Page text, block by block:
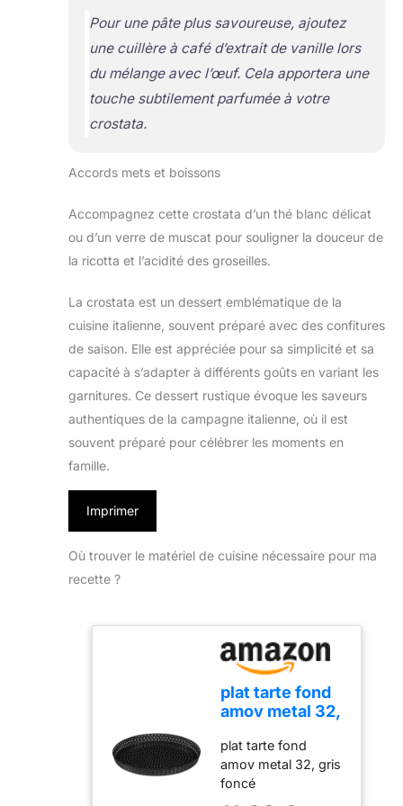
Pour une pâte plus savoureuse, ajoutez
une cuillère à café d’extrait de vanille lors
du mélange avec l’œuf. Cela apportera une
touche subtilement parfumée à votre
crostata.
Accords mets et boissons
Accompagnez cette crostata d’un thé blanc délicat
ou d’un verre de muscat pour souligner la douceur de
la ricotta et l’acidité des groseilles.
La crostata est un dessert emblématique de la
cuisine italienne, souvent préparé avec des confitures
de saison. Elle est appréciée pour sa simplicité et sa
capacité à s’adapter à différents goûts en variant les
garnitures. Ce dessert rustique évoque les saveurs
authentiques de la campagne italienne, où il est
souvent préparé pour célébrer les moments en
famille.
Imprimer
Où trouver le matériel de cuisine nécessaire pour ma
recette ?
plat tarte fond
amov metal 32,
plat tarte fond
amov metal 32, gris
foncé